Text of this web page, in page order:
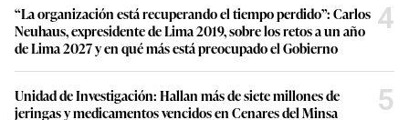
“La organización está recuperando el tiempo perdido”: Carlos
Neuhaus, expresidente de Lima 2019, sobre los retos a un año
de Lima 2027 y en qué más está preocupado el Gobierno
4
Unidad de Investigación: Hallan más de siete millones de
jeringas y medicamentos vencidos en Cenares del Minsa
5